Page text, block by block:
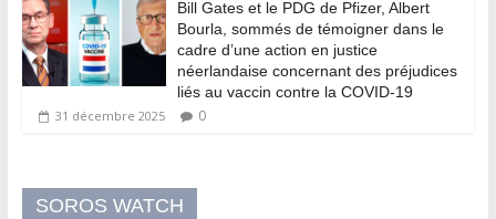
Bill Gates et le PDG de Pfizer, Albert
Bourla, sommés de témoigner dans le
cadre d’une action en justice
néerlandaise concernant des préjudices
liés au vaccin contre la COVID-19
31 décembre 2025 0
SOROS WATCH